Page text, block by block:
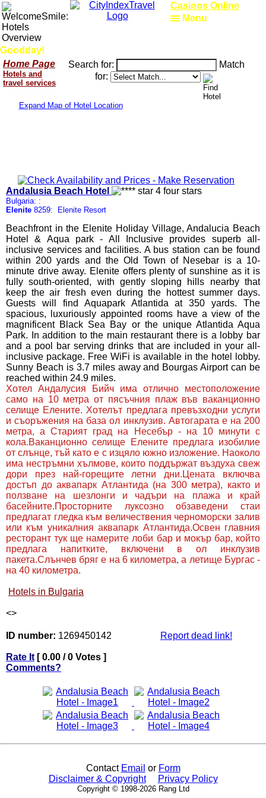
Goodday!
Casinos Online
Home Page
Hotels and
travel services
Search for:
Match
for:
Expand Map of Hotel Location
Andalusia Beach Hotel
Bulgaria: :
Elenite 8259: Elenite Resort
Beachfront in the Elenite Holiday Village, Andalucia Beach
Hotel & Aqua park - All Inclusive provides superb all-
inclusive services and facilities. A bus station can be found
within 200 yards and the Old Town of Nesebar is a 10-
minute drive away. Elenite offers plenty of sunshine as it is
fully south-oriented, with gently sloping hills nearby that
keep the air fresh even during the hottest summer days.
Guests will find Aquapark Atlantida at 350 yards. The
spacious, luxuriously appointed rooms have a view of the
magnificent Black Sea Bay or the unique Atlantida Aqua
Park. In addition to the main restaurant there is a lobby bar
and a pool bar serving drinks that are included in your all-
inclusive package. Free WiFi is available in the hotel lobby.
Sunny Beach is 3.7 miles away and Bourgas Airport can be
reached within 24.9 miles.
Хотел Андалусия Бийч има отлично местоположение
само на 10 метра от пясъчния плаж във ваканционно
селище Елените. Хотелът предлага превъзходни услуги
и съоръжения на база ол инклузив. Автогарата е на 200
метра, а Старият град на Несебър - на 10 минути с
кола.Ваканционно селище Елените предлага изобилие
от слънце, тъй като е с изцяло южно изложение. Наоколо
има нестръмни хълмове, които поддържат въздуха свеж
дори през най-горещите летни дни.Цената включва
достъп до аквапарк Атлантида (на 300 метра), както и
ползване на шезлонги и чадъри на плажа и край
басейните.Просторните луксозно обзаведени стаи
предлагат гледка към величествения черноморски залив
или към уникалния аквапарк Атлантида.Освен главния
ресторант тук ще намерите лоби бар и мокър бар, който
предлага напитките, включени в ол инклузив
пакета.Слънчев бряг е на 6 километра, а летище Бургас -
на 40 километра.
Hotels in Bulgaria
<>
ID number: 1269450142
Rate It [ 0.00 / 0 Votes ]
Comments?
Report dead link!
Contact Email or Form
Disclaimer & Copyright
Privacy Policy
Copyright © 1998-2026 Rang Ltd
Menu